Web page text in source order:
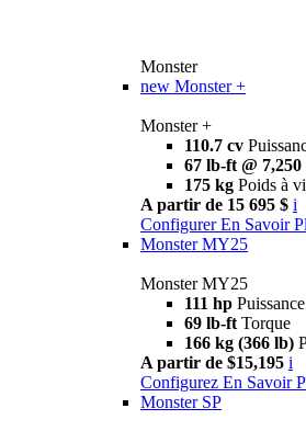
Monster
new Monster +
Monster +
110.7 cv
67 lb-ft @
175 kg Poids à
A partir de 15 695 $ i
Configurer En Savoir
Monster MY25
Monster MY25
111 hp Puissance
69 lb-ft Torque
166 kg (366 lb)
A partir de $15,195 i
Configurez En Savoir
Monster SP